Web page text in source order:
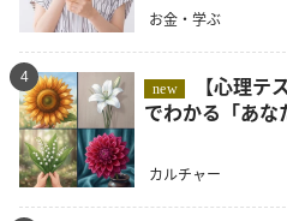
お金・学ぶ
4
new
でわかる「あな
カルチャー